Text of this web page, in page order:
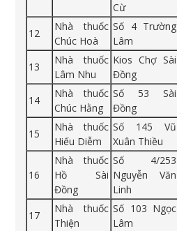
Cừ
12
Nhà thuốc
Chúc Hoà
Số 4 Trường
Lâm
13
Nhà thuốc
Lâm Nhu
Kios Chợ Sài
Đồng
14
Nhà thuốc
Chúc Hằng
Số 53 Sài
Đồng
15
Nhà thuốc
Hiếu Diễm
Số 145 Vũ
Xuân Thiều
16
Nhà thuốc
Hồ Sài
Đồng
Số 4/253
Nguyễn Văn
Linh
17
Nhà thuốc
Thiện
Số 103 Ngọc
Lâm